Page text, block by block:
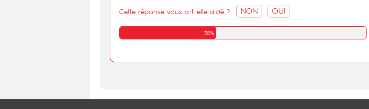
Cette réponse vous a-t-elle aidé ? NON OUI
38%